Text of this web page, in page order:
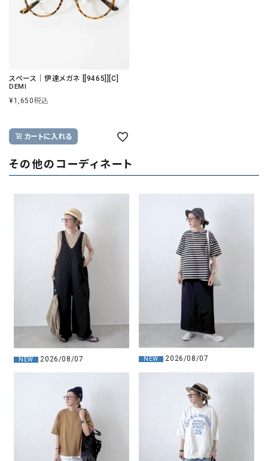
スペース｜伊達メガネ [[9465]][C]
DEMI
¥1,650税込
カートに入れる
その他のコーディネート
NEW 2026/08/07 NEW 2026/08/07